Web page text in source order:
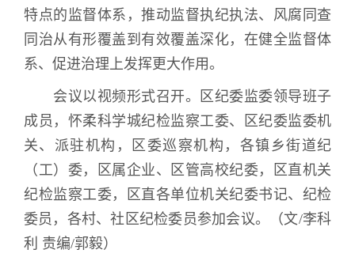
特点的监督体系，推动监督执纪执法、风腐同查
同治从有形覆盖到有效覆盖深化，在健全监督体
系、促进治理上发挥更大作用。
会议以视频形式召开。区纪委监委领导班子
成员，怀柔科学城纪检监察工委、区纪委监委机
关、派驻机构，区委巡察机构，各镇乡街道纪
（工）委，区属企业、区管高校纪委，区直机关
纪检监察工委，区直各单位机关纪委书记、纪检
委员，各村、社区纪检委员参加会议。（文/李科
利 责编/郭毅）